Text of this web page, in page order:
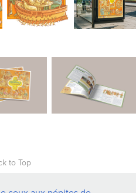
to Top